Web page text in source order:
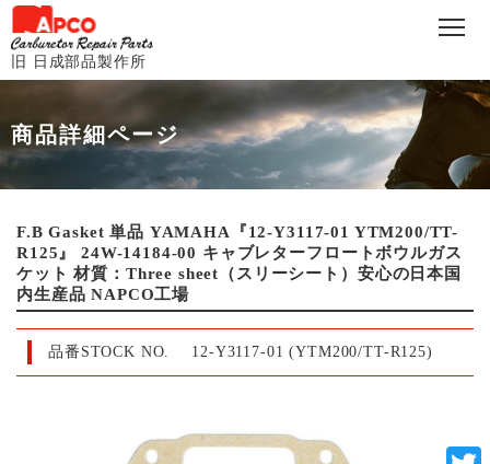
旧 日成部品製作所
商品詳細ページ
F.B Gasket 単品 YAMAHA『12-Y3117-01 YTM200/TT-
R125』 24W-14184-00 キャブレターフロートボウルガス
ケット 材質：Three sheet（スリーシート）安心の日本国
内生産品 NAPCO工場
品番STOCK NO. 12-Y3117-01 (YTM200/TT-R125)